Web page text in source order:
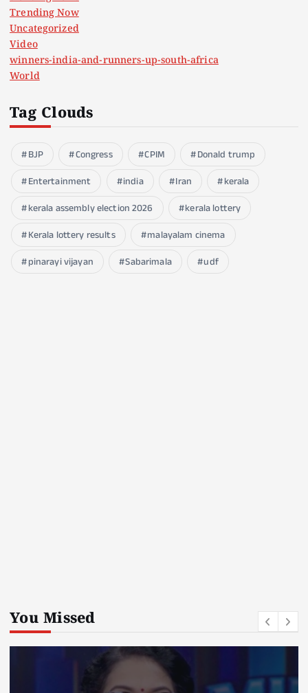
Trending Now
Uncategorized
Video
winners-india-and-runners-up-south-africa
World
Tag Clouds
BJP Congress CPIM
Donald trump
Entertainment
india Iran
kerala
kerala assembly election 2026
kerala lottery
Kerala lottery results
malayalam cinema
pinarayi vijayan
Sabarimala udf
You Missed